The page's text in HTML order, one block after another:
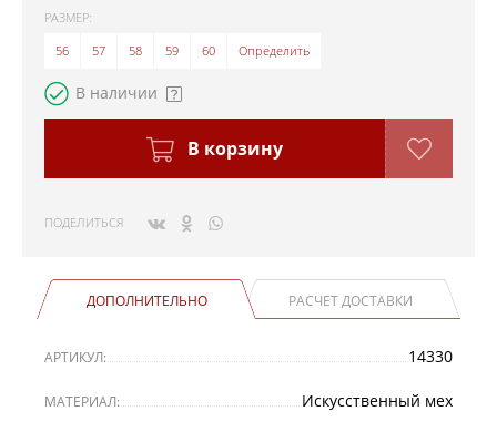
РАЗМЕР:
56
57 58 59 60 Определить
В наличии
В корзину
ПОДЕЛИТЬСЯ
ДОПОЛНИТЕЛЬНО РАСЧЕТ ДОСТАВКИ
АРТИКУЛ: 14330
МАТЕРИАЛ: Искусственный мех